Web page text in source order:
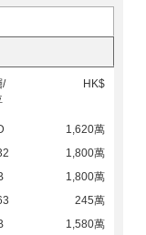
/
HK$
1,620萬
1,800萬
1,800萬
245萬
1,580萬